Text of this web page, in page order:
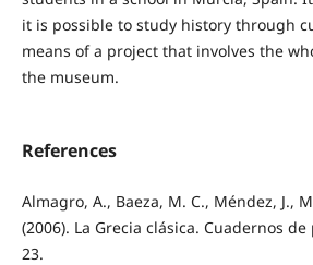
it is possible to study history through
means of a project that involves the
the museum.
References
Almagro, A., Baeza, M. C., Méndez, J.,
(2006). La Grecia clásica. Cuadernos
23.